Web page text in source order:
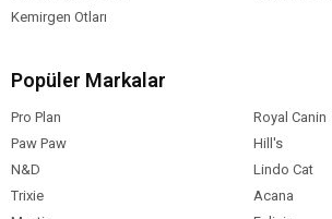
Kemirgen Otları
Popüler Markalar
Pro Plan
Royal Canin
Paw Paw
Hill's
N&D
Lindo Cat
Trixie
Acana